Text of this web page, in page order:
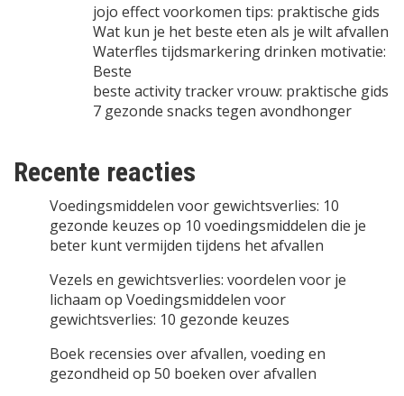
jojo effect voorkomen tips: praktische gids
Wat kun je het beste eten als je wilt afvallen
Waterfles tijdsmarkering drinken motivatie:
Beste
beste activity tracker vrouw: praktische gids
7 gezonde snacks tegen avondhonger
Recente reacties
Voedingsmiddelen voor gewichtsverlies: 10
gezonde keuzes op 10 voedingsmiddelen die je
beter kunt vermijden tijdens het afvallen
Vezels en gewichtsverlies: voordelen voor je
lichaam op Voedingsmiddelen voor
gewichtsverlies: 10 gezonde keuzes
Boek recensies over afvallen, voeding en
gezondheid op 50 boeken over afvallen